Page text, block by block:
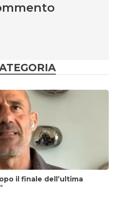
il finale dell’ultima